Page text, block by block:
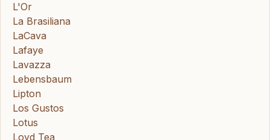
L'Or
La Brasiliana
LaCava
Lafaye
Lavazza
Lebensbaum
Lipton
Los Gustos
Lotus
Loyd Tea